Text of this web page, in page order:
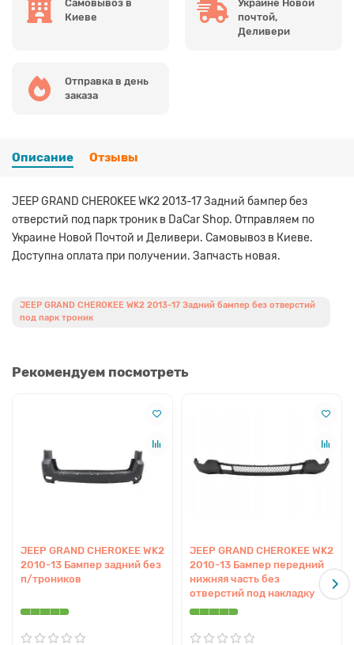
Самовывоз в
Киеве
Украине Новой
почтой,
Деливери
Отправка в день
заказа
Описание Отзывы
JEEP GRAND CHEROKEE WK2 2013-17 Задний бампер без
отверстий под парк троник в DaCar Shop. Отправляем по
Украине Новой Почтой и Деливери. Самовывоз в Киеве.
Доступна оплата при получении. Запчасть новая.
JEEP GRAND CHEROKEE WK2 2013-17 Задний бампер без отверстий
под парк троник
Рекомендуем посмотреть
JEEP GRAND CHEROKEE WK2
2010-13 Бампер задний без
п/троников
JEEP GRAND CHEROKEE WK2
2010-13 Бампер передний
нижняя часть без
отверстий под накладку